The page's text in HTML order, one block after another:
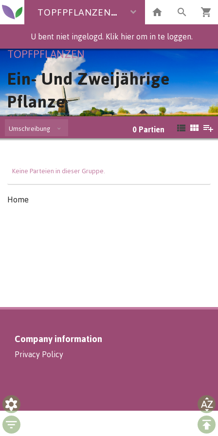
TOPFPFLANZEN
U bent niet ingelogd. Klik hier om in te loggen.
TOPFPFLANZEN
Ein- Und Zweijährige
Pflanze
Umschreibung 0 Partien
Keine Parteien in dieser Gruppe.
Home
Company information
Privacy Policy